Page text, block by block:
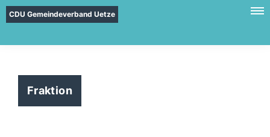
CDU Gemeindeverband Uetze
Fraktion